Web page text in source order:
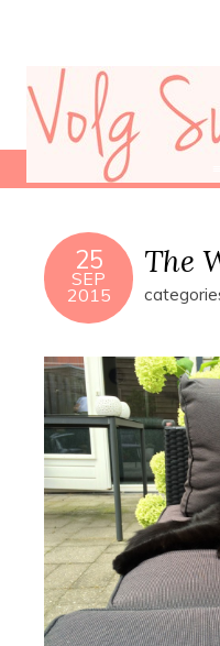
25
SEP
2015
The